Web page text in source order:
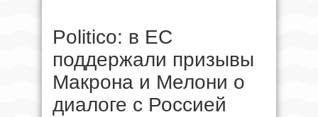
Politico: в ЕС
поддержали призывы
Макрона и Мелони о
диалоге с Россией